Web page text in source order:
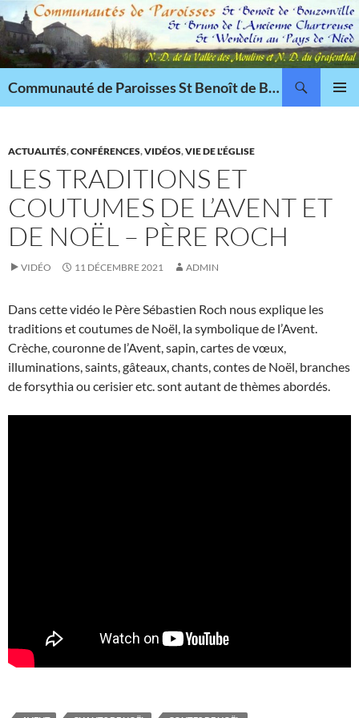
Aller
au
contenu
Communauté de Paroisses St Benoît de Bouzonville
ACTUALITÉS,CONFÉRENCES,VIDÉOS,VIE DE L'ÉGLISE
LES TRADITIONS ET
COUTUMES DE L’AVENT ET
DE NOËL – PÈRE ROCH
VIDÉO 11 DÉCEMBRE 2021 ADMIN
Dans cette vidéo le Père Sébastien Roch nous explique les
traditions et coutumes de Noël, la symbolique de l’Avent.
Crèche, couronne de l’Avent, sapin, cartes de vœux,
illuminations, saints, gâteaux, chants, contes de Noël, branches
de forsythia ou cerisier etc. sont autant de thèmes abordés.